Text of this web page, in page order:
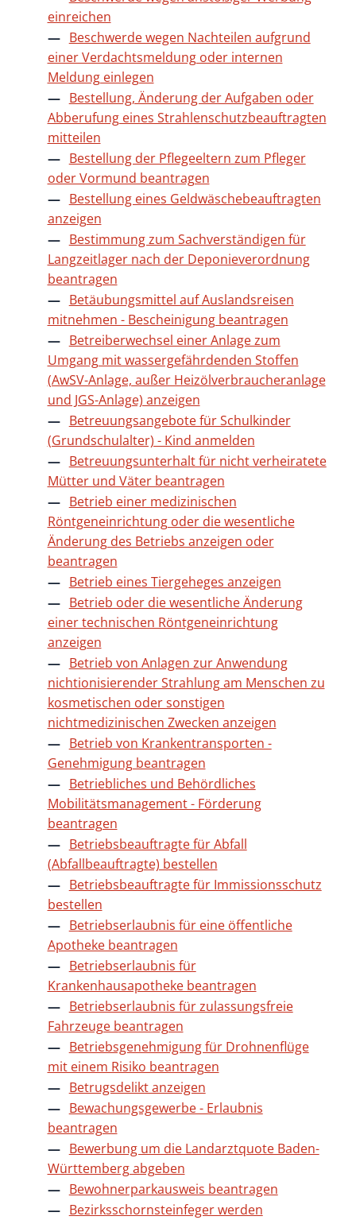
einreichen
Beschwerde wegen Nachteilen aufgrund
einer Verdachtsmeldung oder internen
Meldung einlegen
Bestellung, Änderung der Aufgaben oder
Abberufung eines Strahlenschutzbeauftragten
mitteilen
Bestellung der Pflegeeltern zum Pfleger
oder Vormund beantragen
Bestellung eines Geldwäschebeauftragten
anzeigen
Bestimmung zum Sachverständigen für
Langzeitlager nach der Deponieverordnung
beantragen
Betäubungsmittel auf Auslandsreisen
mitnehmen - Bescheinigung beantragen
Betreiberwechsel einer Anlage zum
Umgang mit wassergefährdenden Stoffen
(AwSV-Anlage, außer Heizölverbraucheranlage
und JGS-Anlage) anzeigen
Betreuungsangebote für Schulkinder
(Grundschulalter) - Kind anmelden
Betreuungsunterhalt für nicht verheiratete
Mütter und Väter beantragen
Betrieb einer medizinischen
Röntgeneinrichtung oder die wesentliche
Änderung des Betriebs anzeigen oder
beantragen
Betrieb eines Tiergeheges anzeigen
Betrieb oder die wesentliche Änderung
einer technischen Röntgeneinrichtung
anzeigen
Betrieb von Anlagen zur Anwendung
nichtionisierender Strahlung am Menschen zu
kosmetischen oder sonstigen
nichtmedizinischen Zwecken anzeigen
Betrieb von Krankentransporten -
Genehmigung beantragen
Betriebliches und Behördliches
Mobilitätsmanagement - Förderung
beantragen
Betriebsbeauftragte für Abfall
(Abfallbeauftragte) bestellen
Betriebsbeauftragte für Immissionsschutz
bestellen
Betriebserlaubnis für eine öffentliche
Apotheke beantragen
Betriebserlaubnis für
Krankenhausapotheke beantragen
Betriebserlaubnis für zulassungsfreie
Fahrzeuge beantragen
Betriebsgenehmigung für Drohnenflüge
mit einem Risiko beantragen
Betrugsdelikt anzeigen
Bewachungsgewerbe - Erlaubnis
beantragen
Bewerbung um die Landarztquote Baden-
Württemberg abgeben
Bewohnerparkausweis beantragen
Bezirksschornsteinfeger werden